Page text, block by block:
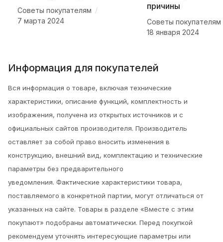
Советы покупателям /
7 марта 2024
причины
Советы покупателям
18 января 2024
Информация для покупателей
Вся информация о товаре, включая технические
характеристики, описание функций, комплектность и
изображения, получена из открытых источников и с
официальных сайтов производителя. Производитель
оставляет за собой право вносить изменения в
конструкцию, внешний вид, комплектацию и технические
параметры без предварительного
уведомления. Фактические характеристики товара,
поставляемого в конкретной партии, могут отличаться от
указанных на сайте. Товары в разделе «Вместе с этим
покупают» подобраны автоматически. Перед покупкой
рекомендуем уточнять интересующие параметры или